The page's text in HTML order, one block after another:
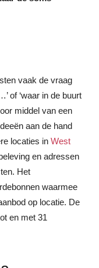
vaak de vraag
of ‘waar in de buurt
middel van een
aan de hand
locaties in West
en adressen
Het
waarmee
op locatie. De
en met 31